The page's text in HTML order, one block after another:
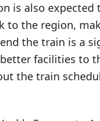
is also expected
to the region,
the train is a
facilities to
the train